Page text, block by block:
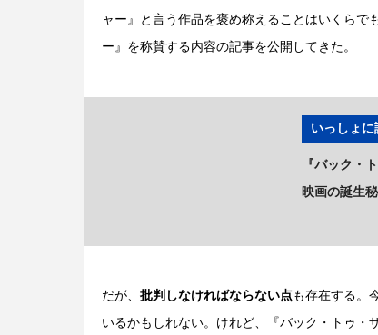
ャー』と言う作品を褒め称えることはいくらで
ー』を称賛する内容の記事を公開してきた。
いっしょに
『バック・
映画の誕生
だが、 批判しなければならない点も存在する。
いるかもしれない。けれど、『バック・トゥ・